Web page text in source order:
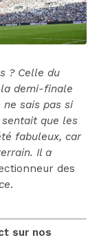
? Celle du
demi-finale
ne sais pas si
sentait que les
fabuleux, car
Il a
des
.
sur nos